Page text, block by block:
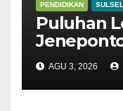
PENDIDIKAN SULSEL
Puluhan
Disdik
AGU 3, 2026